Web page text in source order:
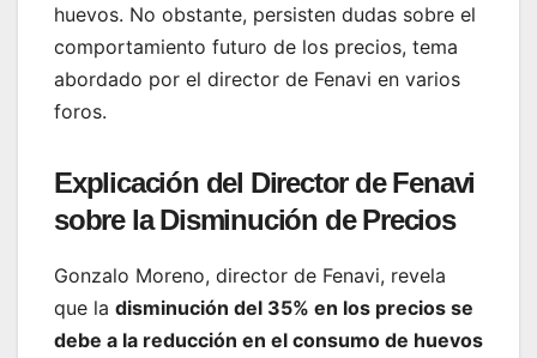
huevos. No obstante, persisten dudas sobre el
comportamiento futuro de los precios, tema
abordado por el director de Fenavi en varios
foros.
Explicación del Director de Fenavi
sobre la Disminución de Precios
Gonzalo Moreno, director de Fenavi, revela
que la disminución del 35% en los precios se
debe a la reducción en el consumo de huevos